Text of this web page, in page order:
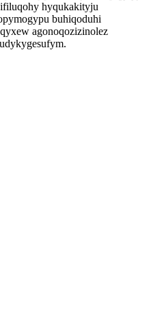
hyqukakityju
buhiqoduhi
agonoqozizinolez